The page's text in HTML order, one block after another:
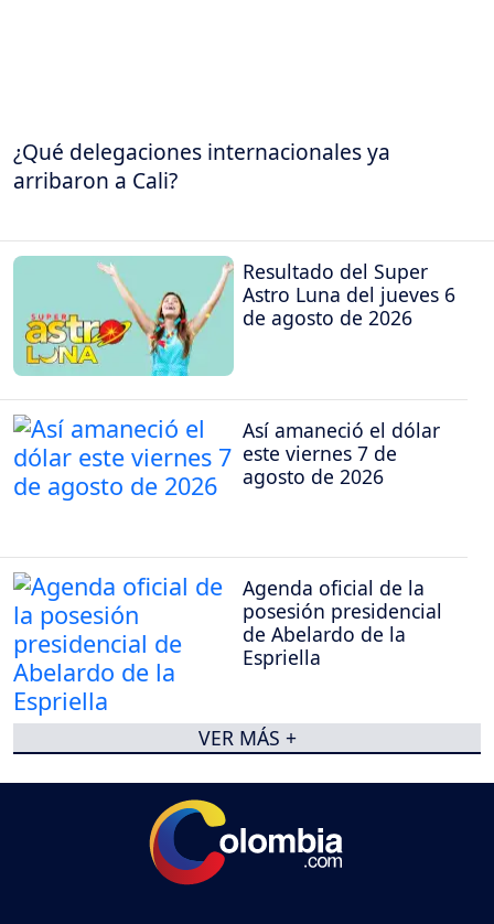
¿Qué delegaciones internacionales ya
arribaron a Cali?
Resultado del Super
Astro Luna del jueves 6
de agosto de 2026
Así amaneció el dólar
este viernes 7 de
agosto de 2026
Agenda oficial de la
posesión presidencial
de Abelardo de la
Espriella
VER MÁS +